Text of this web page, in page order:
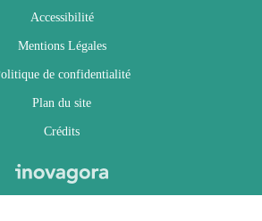
Accessibilité
Mentions Légales
de confidentialité
Plan du site
Crédits